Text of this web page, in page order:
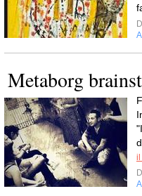
Metaborg
il